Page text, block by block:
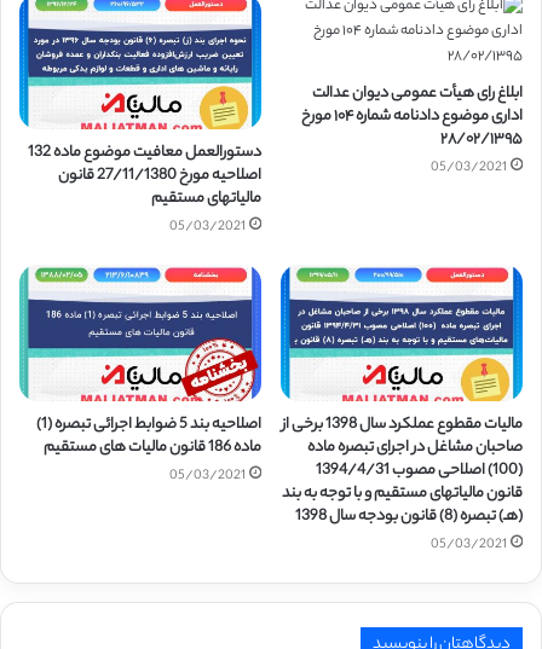
ابلاغ رای هیأت عمومی دیوان عدالت
اداری موضوع دادنامه شماره ۱۰۴ مورخ
۲۸/۰۲/۱۳۹۵
05/03/2021
دستورالعمل معافیت موضوع ماده 132
اصلاحیه مورخ 27/11/1380 قانون
مالیاتهای مستقیم
05/03/2021
مالیات مقطوع عملکرد سال 1398 برخی از
صاحبان مشاغل در اجرای تبصره ماده
(100) اصلاحی مصوب 1394/4/31
قانون مالیات­های مستقیم و با توجه به بند
(هـ) تبصره (8) قانون بودجه سال 1398
05/03/2021
اصلاحیه بند 5 ضوابط اجرائی تبصره (1)
ماده 186 قانون مالیات های مستقیم
05/03/2021